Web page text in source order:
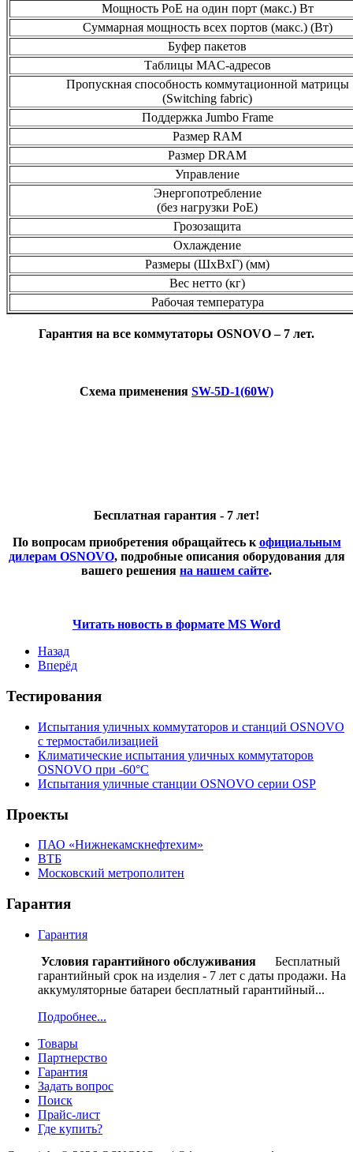
Мощность PoE на один порт (макс.) Вт
Суммарная мощность всех портов (макс.) (Вт)
Буфер пакетов
Таблицы MAC-адресов
Пропускная способность коммутационной матрицы
(Switching fabric)
Поддержка Jumbo Frame
Размер RAM
Размер DRAM
Управление
Энергопотребление
(без нагрузки PoE)
Грозозащита
Охлаждение
Размеры (ШхВхГ) (мм)
Вес нетто (кг)
Рабочая температура
Гарантия на все коммутаторы OSNOVO – 7 лет.
Схема применения SW-5D-1(60W)
Бесплатная гарантия - 7 лет!
По вопросам приобретения обращайтесь к официальным
дилерам OSNOVO, подробные описания оборудования для
вашего решения на нашем сайте.
Читать новость в формате MS Word
Назад
Вперёд
Тестирования
Испытания уличных коммутаторов и станций OSNOVO
с термостабилизацией
Климатические испытания уличных коммутаторов
OSNOVO при -60°C
Испытания уличные станции OSNOVO серии OSP
Проекты
ПАО «Нижнекамскнефтехим»
ВТБ
Московский метрополитен
Гарантия
Гарантия
Условия гарантийного обслуживания Бесплатный
гарантийный срок на изделия - 7 лет с даты продажи. На
аккумуляторные батареи бесплатный гарантийный...
Подробнее...
Товары
Партнерство
Гарантия
Задать вопрос
Поиск
Прайс-лист
Где купить?